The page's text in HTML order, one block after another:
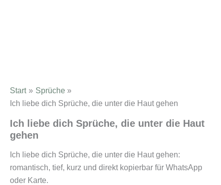
Start
Sprüche
Ich liebe dich Sprüche, die unter die Haut gehen
Ich liebe dich Sprüche, die unter die Haut
gehen
Ich liebe dich Sprüche, die unter die Haut gehen:
romantisch, tief, kurz und direkt kopierbar für WhatsApp
oder Karte.